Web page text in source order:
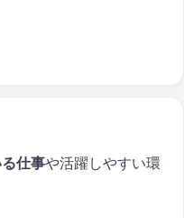
仕事や活躍しやすい環